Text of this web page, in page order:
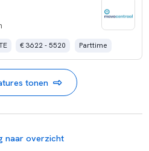
€ 3622 - 5520 Parttime
tonen
naar overzicht